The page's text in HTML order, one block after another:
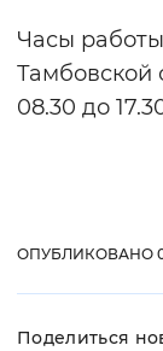
Часы
Тамбовской
08.30 до
ОПУБЛИКОВАНО
Поделиться